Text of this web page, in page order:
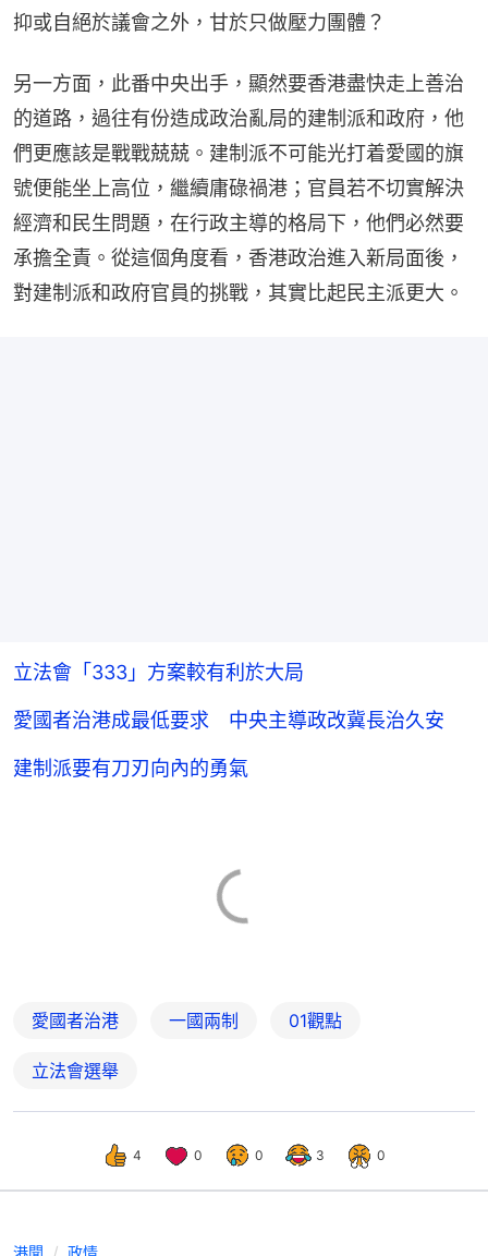
抑或自絕於議會之外，甘於只做壓力團體？
另一方面，此番中央出手，顯然要香港盡快走上善治
的道路，過往有份造成政治亂局的建制派和政府，他
們更應該是戰戰兢兢。建制派不可能光打着愛國的旗
號便能坐上高位，繼續庸碌禍港；官員若不切實解決
經濟和民生問題，在行政主導的格局下，他們必然要
承擔全責。從這個角度看，香港政治進入新局面後，
對建制派和政府官員的挑戰，其實比起民主派更大。
立法會「333」方案較有利於大局
愛國者治港成最低要求 中央主導政改冀長治久安
建制派要有刀刃向內的勇氣
愛國者治港 一國兩制 01觀點
立法會選舉
4 0 0 3 0
港聞 政情